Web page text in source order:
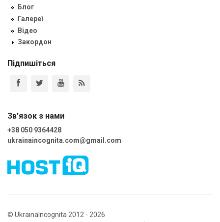
Блог
Галереї
Відео
Закордон
Підпишіться
Зв'язок з нами
+38 050 9364428
ukrainaincognita.com@gmail.com
© UkrainaIncognita 2012 - 2026